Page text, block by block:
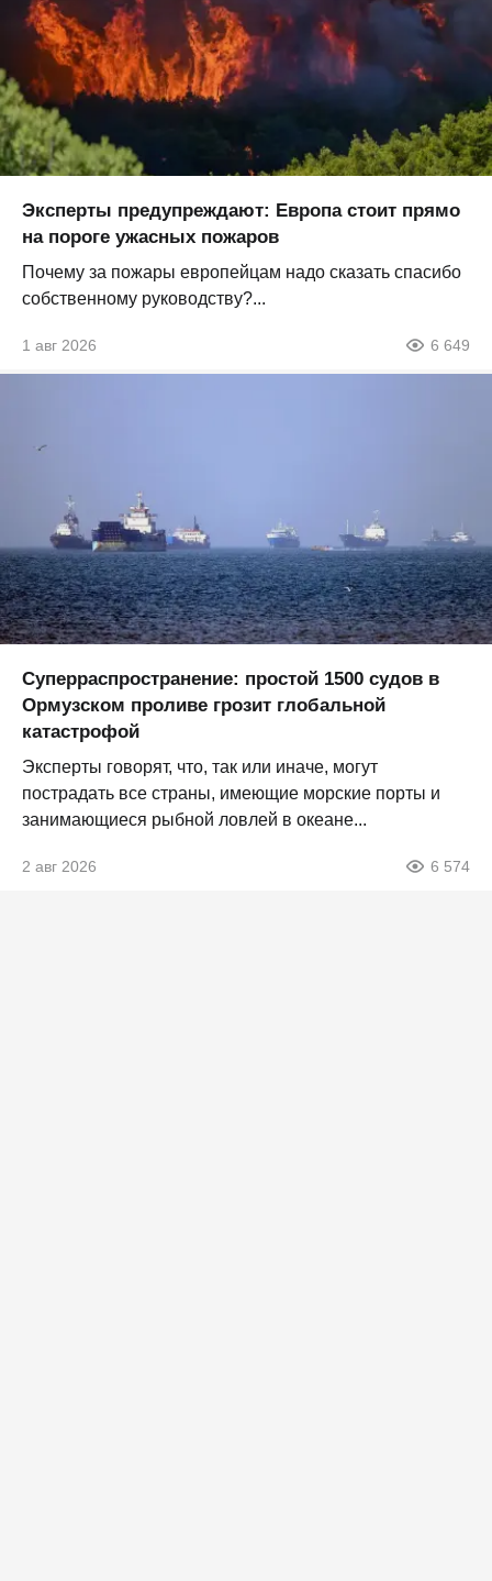
Эксперты предупреждают: Европа стоит прямо
на пороге ужасных пожаров
Почему за пожары европейцам надо сказать спасибо
собственному руководству?...
1 авг 2026 6 649
Суперраспространение: простой 1500 судов в
Ормузском проливе грозит глобальной
катастрофой
Эксперты говорят, что, так или иначе, могут
пострадать все страны, имеющие морские порты и
занимающиеся рыбной ловлей в океане...
2 авг 2026 6 574